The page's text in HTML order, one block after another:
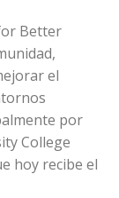
Better
el
por
College
hoy recibe el